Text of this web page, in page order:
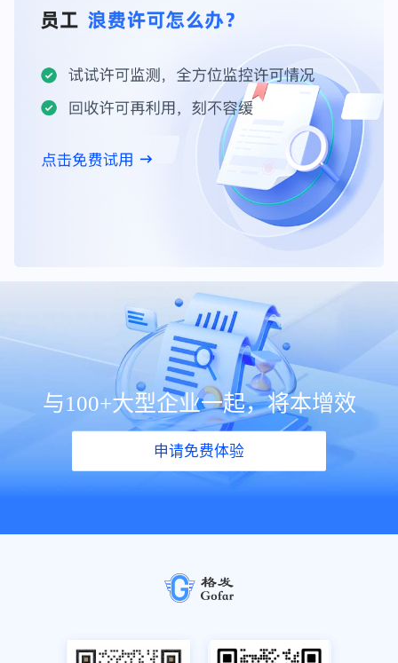
与100+大型企业一起，将本增效
申请免费体验